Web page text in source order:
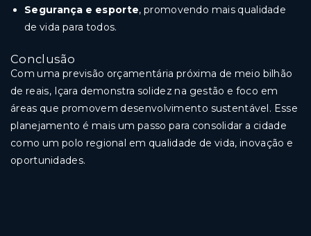
Segurança e esporte, promovendo mais qualidade
de vida para todos.
Conclusão
Com uma previsão orçamentária próxima de meio bilhão
de reais, Içara demonstra solidez na gestão e foco em
áreas que promovem desenvolvimento sustentável. Esse
planejamento é mais um passo para consolidar a cidade
como um polo regional em qualidade de vida, inovação e
oportunidades.